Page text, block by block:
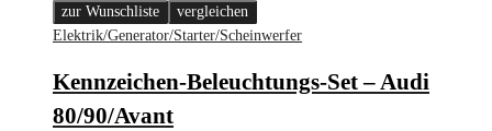
zur Wunschliste
vergleichen
Elektrik/Generator/Starter/Scheinwerfer
Kennzeichen-Beleuchtungs-Set – Audi
80/90/Avant